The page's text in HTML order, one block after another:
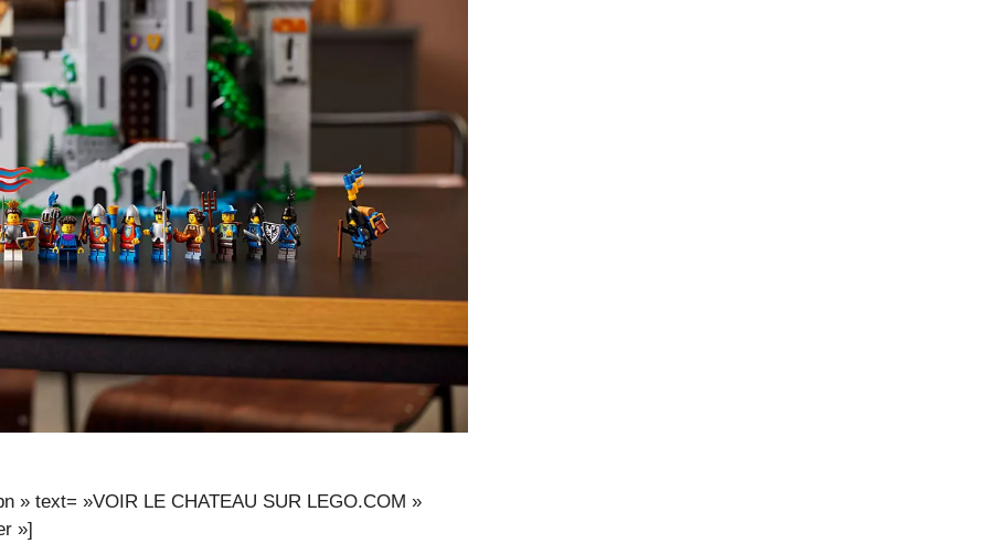
» text= »VOIR LE CHATEAU SUR LEGO.COM »
»]